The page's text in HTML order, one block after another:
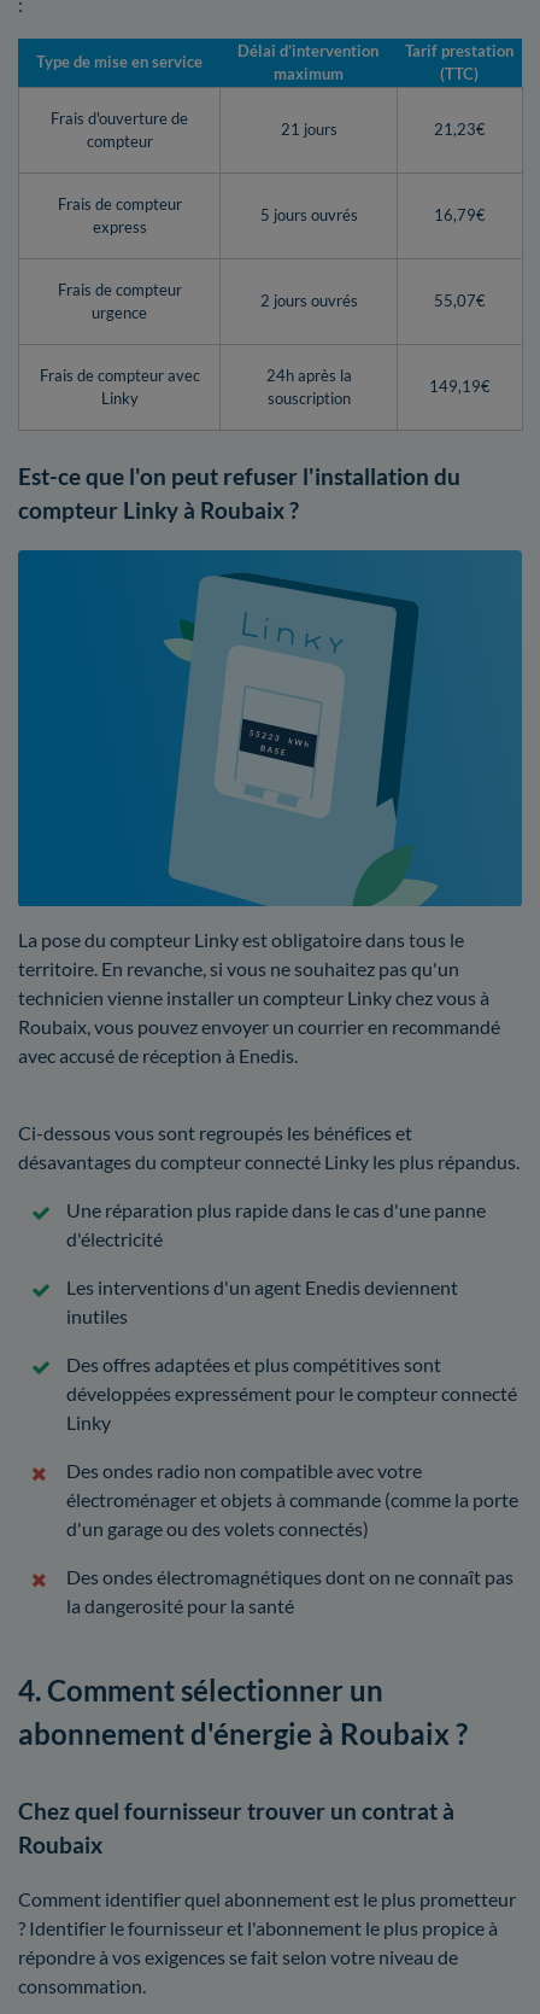
Type de mise en service
Délai d’intervention
maximum
Tarif prestation
(TTC)
Frais d'ouverture de
compteur
21 jours 21,23€
Frais de compteur
express
5 jours ouvrés 16,79€
Frais de compteur
urgence
2 jours ouvrés 55,07€
Frais de compteur avec
Linky
24h après la
souscription
149,19€
Est-ce que l'on peut refuser l'installation du
compteur Linky à Roubaix ?
La pose du compteur Linky est obligatoire dans tous le
territoire. En revanche, si vous ne souhaitez pas qu'un
technicien vienne installer un compteur Linky chez vous à
Roubaix, vous pouvez envoyer un courrier en recommandé
avec accusé de réception à Enedis.
Ci-dessous vous sont regroupés les bénéfices et
désavantages du compteur connecté Linky les plus répandus.
Une réparation plus rapide dans le cas d'une panne
d'électricité
Les interventions d'un agent Enedis deviennent
inutiles
Des offres adaptées et plus compétitives sont
développées expressément pour le compteur connecté
Linky
Des ondes radio non compatible avec votre
électroménager et objets à commande (comme la porte
d'un garage ou des volets connectés)
Des ondes électromagnétiques dont on ne connaît pas
la dangerosité pour la santé
4. Comment sélectionner un
abonnement d'énergie à Roubaix ?
Chez quel fournisseur trouver un contrat à
Roubaix
Comment identifier quel abonnement est le plus prometteur
? Identifier le fournisseur et l'abonnement le plus propice à
répondre à vos exigences se fait selon votre niveau de
consommation.